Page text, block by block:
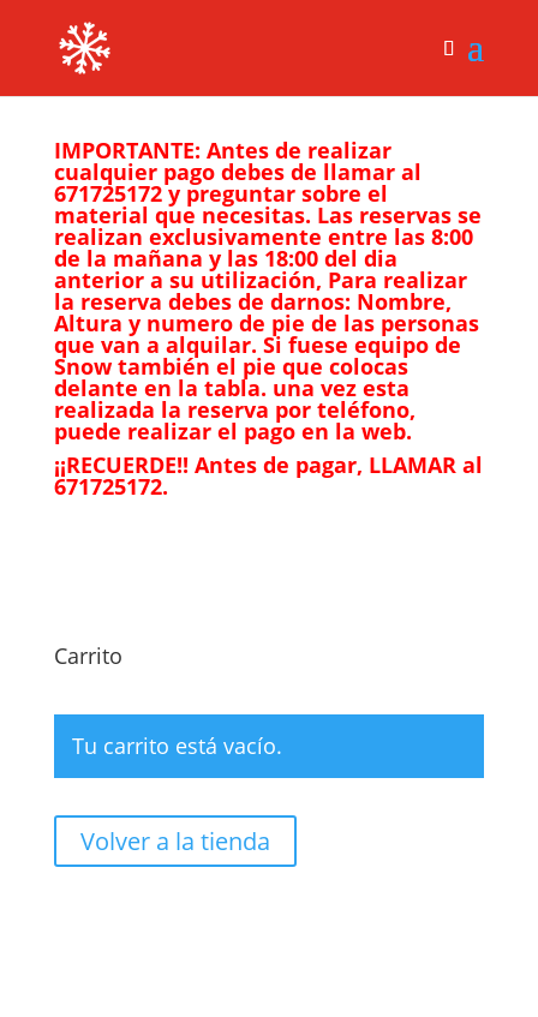
IMPORTANTE: Antes de realizar
cualquier pago debes de llamar al
671725172 y preguntar sobre el
material que necesitas. Las reservas se
realizan exclusivamente entre las 8:00
de la mañana y las 18:00 del dia
anterior a su utilización, Para realizar
la reserva debes de darnos: Nombre,
Altura y numero de pie de las personas
que van a alquilar. Si fuese equipo de
Snow también el pie que colocas
delante en la tabla. una vez esta
realizada la reserva por teléfono,
puede realizar el pago en la web.
¡¡RECUERDE!! Antes de pagar, LLAMAR al
671725172.
Carrito
Tu carrito está vacío.
Volver a la tienda